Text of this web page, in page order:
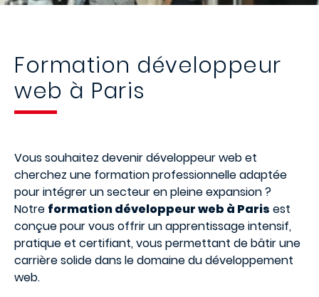
Formation développeur
web à Paris
Vous souhaitez devenir développeur webet
cherchez une formation professionnelle adaptée
pour intégrer un secteur en pleine expansion ?
Notre formation développeur web à Paris est
conçue pour vous offrir un apprentissage intensif,
pratique et certifiant, vous permettant de bâtir une
carrière solide dans le domaine dudéveloppement
web.